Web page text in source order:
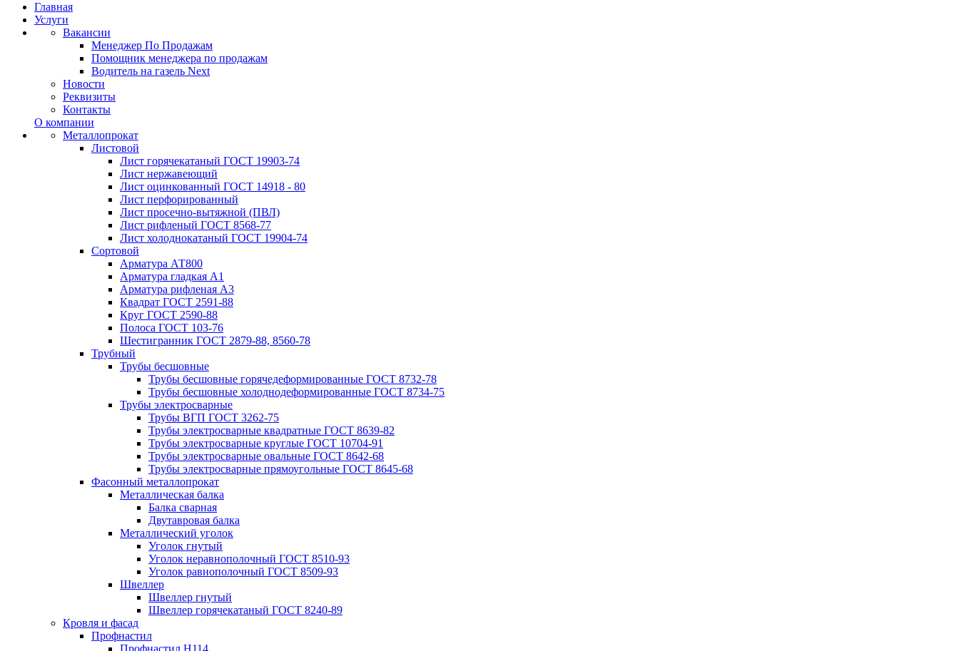
Главная
Услуги
Вакансии
Менеджер По Продажам
Помощник менеджера по продажам
Водитель на газель Next
Новости
Реквизиты
Контакты
О компании
Металлопрокат
Листовой
Лист горячекатаный ГОСТ 19903-74
Лист нержавеющий
Лист оцинкованный ГОСТ 14918 - 80
Лист перфорированный
Лист просечно-вытяжной (ПВЛ)
Лист рифленый ГОСТ 8568-77
Лист холоднокатаный ГОСТ 19904-74
Сортовой
Арматура АТ800
Арматура гладкая А1
Арматура рифленая А3
Квадрат ГОСТ 2591-88
Круг ГОСТ 2590-88
Полоса ГОСТ 103-76
Шестигранник ГОСТ 2879-88, 8560-78
Трубный
Трубы бесшовные
Трубы бесшовные горячедеформированные ГОСТ 8732-78
Трубы бесшовные холоднодеформированные ГОСТ 8734-75
Трубы электросварные
Трубы ВГП ГОСТ 3262-75
Трубы электросварные квадратные ГОСТ 8639-82
Трубы электросварные круглые ГОСТ 10704-91
Трубы электросварные овальные ГОСТ 8642-68
Трубы электросварные прямоугольные ГОСТ 8645-68
Фасонный металлопрокат
Металлическая балка
Балка сварная
Двутавровая балка
Металлический уголок
Уголок гнутый
Уголок неравнополочный ГОСТ 8510-93
Уголок равнополочный ГОСТ 8509-93
Швеллер
Швеллер гнутый
Швеллер горячекатаный ГОСТ 8240-89
Кровля и фасад
Профнастил
Профнастил Н114